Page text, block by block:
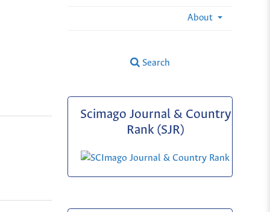
About
Search
Scimago Journal & Country
Rank (SJR)